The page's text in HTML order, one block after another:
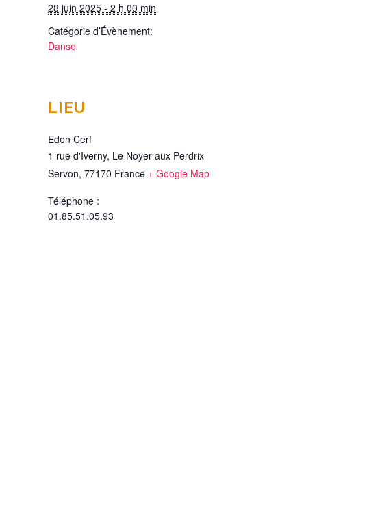
28 juin 2025 - 2 h 00 min
Catégorie d’Évènement:
Danse
LIEU
Eden Cerf
1 rue d'Iverny, Le Noyer aux Perdrix
Servon, 77170 France + Google Map
Téléphone :
01.85.51.05.93